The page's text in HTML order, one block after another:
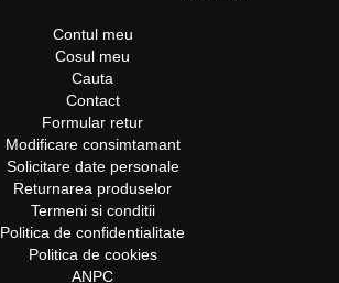
Contul meu
Cosul meu
Cauta
Contact
Formular retur
Modificare consimtamant
Solicitare date personale
Returnarea produselor
Termeni si conditii
Politica de confidentialitate
Politica de cookies
ANPC